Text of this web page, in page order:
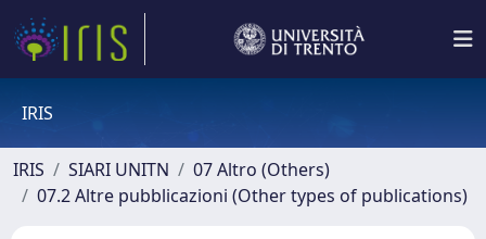
IRIS
IRIS SIARI UNITN
07 Altro (Others)
07.2 Altre pubblicazioni (Other types of publications)